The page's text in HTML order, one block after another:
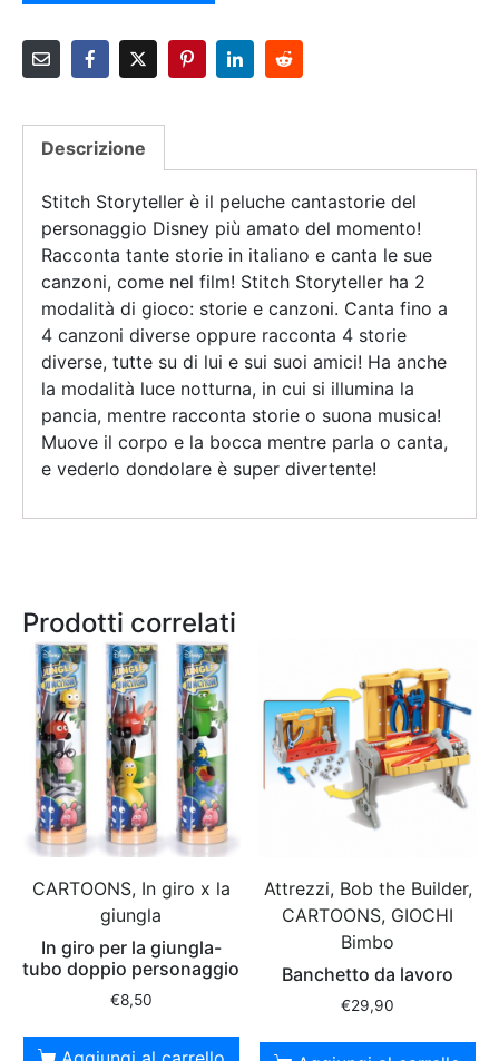
Descrizione
Stitch Storyteller è il peluche cantastorie del
personaggio Disney più amato del momento!
Racconta tante storie in italiano e canta le sue
canzoni, come nel film! Stitch Storyteller ha 2
modalità di gioco: storie e canzoni. Canta fino a
4 canzoni diverse oppure racconta 4 storie
diverse, tutte su di lui e sui suoi amici! Ha anche
la modalità luce notturna, in cui si illumina la
pancia, mentre racconta storie o suona musica!
Muove il corpo e la bocca mentre parla o canta,
e vederlo dondolare è super divertente!
Prodotti correlati
CARTOONS, In giro x la
giungla
In giro per la giungla-
tubo doppio personaggio
€8,50
Attrezzi, Bob the Builder,
CARTOONS, GIOCHI
Bimbo
Banchetto da lavoro
€29,90